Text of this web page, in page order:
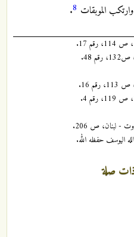
الموبقات 8
.
- لبنان، ص 206.
اليوسف حفظه الله.
صلة